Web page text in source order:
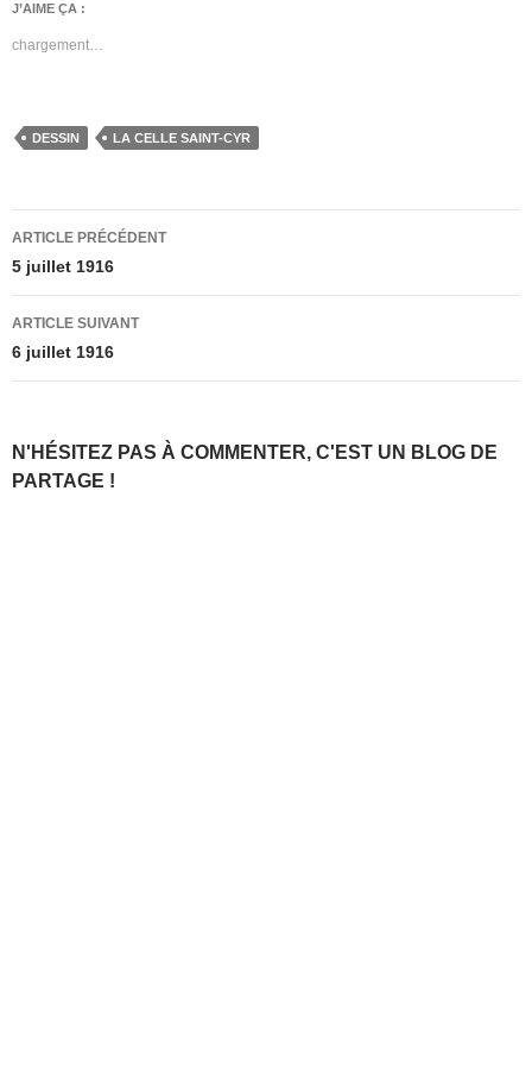
J’AIME ÇA :
chargement…
DESSIN LA CELLE SAINT-CYR
Navigation
des
articles
ARTICLE PRÉCÉDENT
5 juillet 1916
ARTICLE SUIVANT
6 juillet 1916
N'HÉSITEZ PAS À COMMENTER, C'EST UN BLOG DE
PARTAGE !